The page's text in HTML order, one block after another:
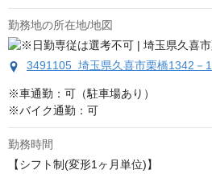
勤務地の所在地/地図
3491105 埼玉県久喜市栗橋1342－1
※車通勤：可（駐車場あり）
※バイク通勤：可
勤務時間
【シフト制(変形1ヶ月単位)】